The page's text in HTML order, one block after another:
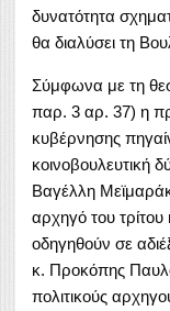
δυνατότητα
θα διαλύσει τη
Σύμφωνα με τη
παρ. 3 αρ. 37) η
κυβέρνησης
κοινοβουλευτική
Βαγέλλη
αρχηγό του τρίτου
οδηγηθούν σε
κ. Προκόπης
πολιτικούς